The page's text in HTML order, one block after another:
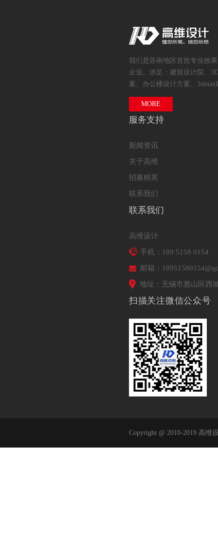
我们是苏南地区首批专业效
企业。涉足：建筑设计院、
案、办公楼设计方案、
MORE
服务支持
新闻资讯
关于高维
招募精英
联系我们
联系我们
高维设计
手机：189 5158 0154
邮箱：
地址：无锡市惠山区西
扫描关注微信公众号
Copyright @ 2010-2019 高